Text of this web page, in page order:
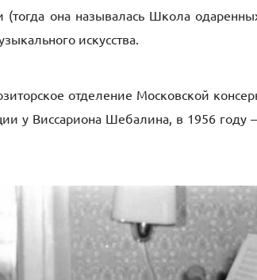
(тогда она называлась Школа
искусства.
отделение Московской
у Виссариона Шебалина, в 1956